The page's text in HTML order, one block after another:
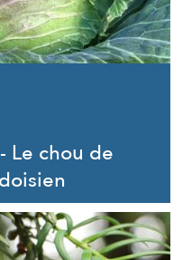
Le chou de